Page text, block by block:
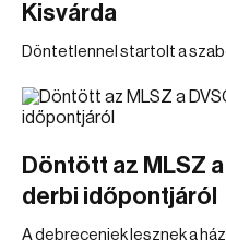
Kisvárda
Döntetlennel startolt a
Döntött az MLSZ
derbi időpontjáról
A debreceniek lesznek a